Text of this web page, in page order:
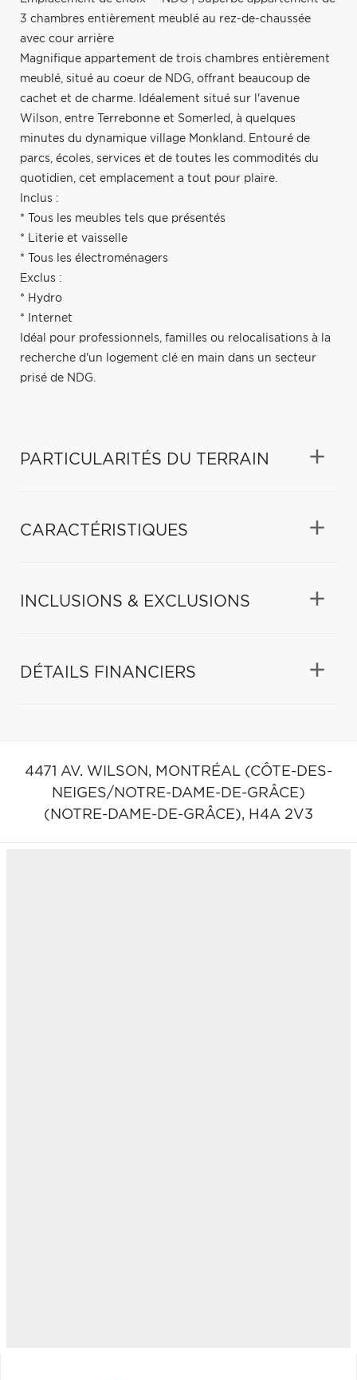
3 chambres entièrement meublé au rez-de-chaussée
avec cour arrière
Magnifique appartement de trois chambres entièrement
meublé, situé au coeur de NDG, offrant beaucoup de
cachet et de charme. Idéalement situé sur l'avenue
Wilson, entre Terrebonne et Somerled, à quelques
minutes du dynamique village Monkland. Entouré de
parcs, écoles, services et de toutes les commodités du
quotidien, cet emplacement a tout pour plaire.
Inclus :
* Tous les meubles tels que présentés
* Literie et vaisselle
* Tous les électroménagers
Exclus :
* Hydro
* Internet
Idéal pour professionnels, familles ou relocalisations à la
recherche d'un logement clé en main dans un secteur
prisé de NDG.
PARTICULARITÉS DU TERRAIN
CARACTÉRISTIQUES
INCLUSIONS & EXCLUSIONS
DÉTAILS FINANCIERS
4471 AV. WILSON, MONTRÉAL (CÔTE-DES-
NEIGES/NOTRE-DAME-DE-GRÂCE)
(NOTRE-DAME-DE-GRÂCE), H4A 2V3